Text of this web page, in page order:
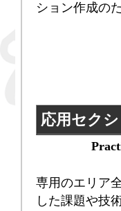
ション作成の
応用セク
専用のエリア
した課題や技